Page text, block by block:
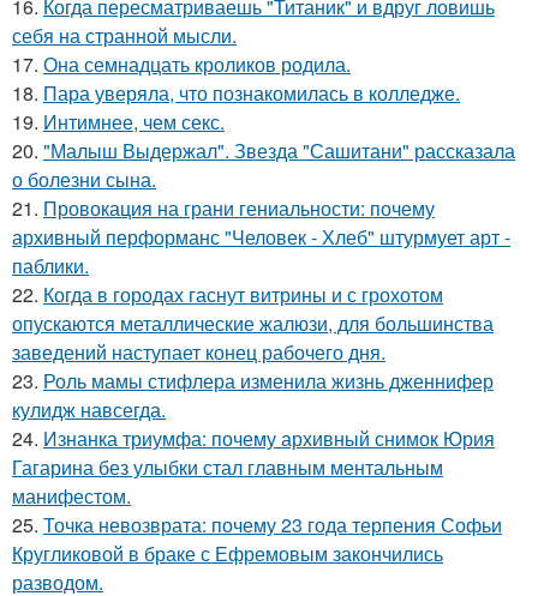
16. Когда пересматриваешь "Титаник" и вдруг ловишь
себя на странной мысли.
17. Она семнадцать кроликов родила.
18. Пара уверяла, что познакомилась в колледже.
19. Интимнее, чем секс.
20. "Малыш Выдержал". Звезда "Сашитани" рассказала
о болезни сына.
21. Провокация на грани гениальности: почему
архивный перформанс "Человек - Хлеб" штурмует арт -
паблики.
22. Когда в городах гаснут витрины и с грохотом
опускаются металлические жалюзи, для большинства
заведений наступает конец рабочего дня.
23. Роль мамы стифлера изменила жизнь дженнифер
кулидж навсегда.
24. Изнанка триумфа: почему архивный снимок Юрия
Гагарина без улыбки стал главным ментальным
манифестом.
25. Точка невозврата: почему 23 года терпения Софьи
Кругликовой в браке с Ефремовым закончились
разводом.